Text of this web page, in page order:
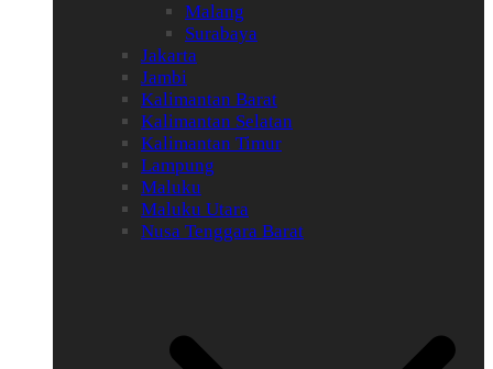
Malang
Surabaya
Jakarta
Jambi
Kalimantan Barat
Kalimantan Selatan
Kalimantan Timur
Lampung
Maluku
Maluku Utara
Nusa Tenggara Barat